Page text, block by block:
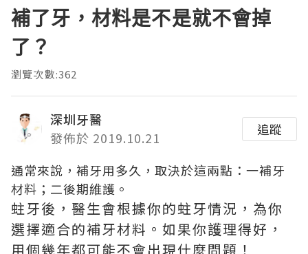
補了牙，材料是不是就不會掉
了？
瀏覽次數:362
深圳牙醫
發佈於 2019.10.21
追蹤
通常來說，補牙用多久，取決於這兩點：一補牙
材料；二後期維護。
蛀牙後，醫生會根據你的蛀牙情況，為你
選擇適合的補牙材料。如果你護理得好，
用個幾年都可能不會出現什麼問題！